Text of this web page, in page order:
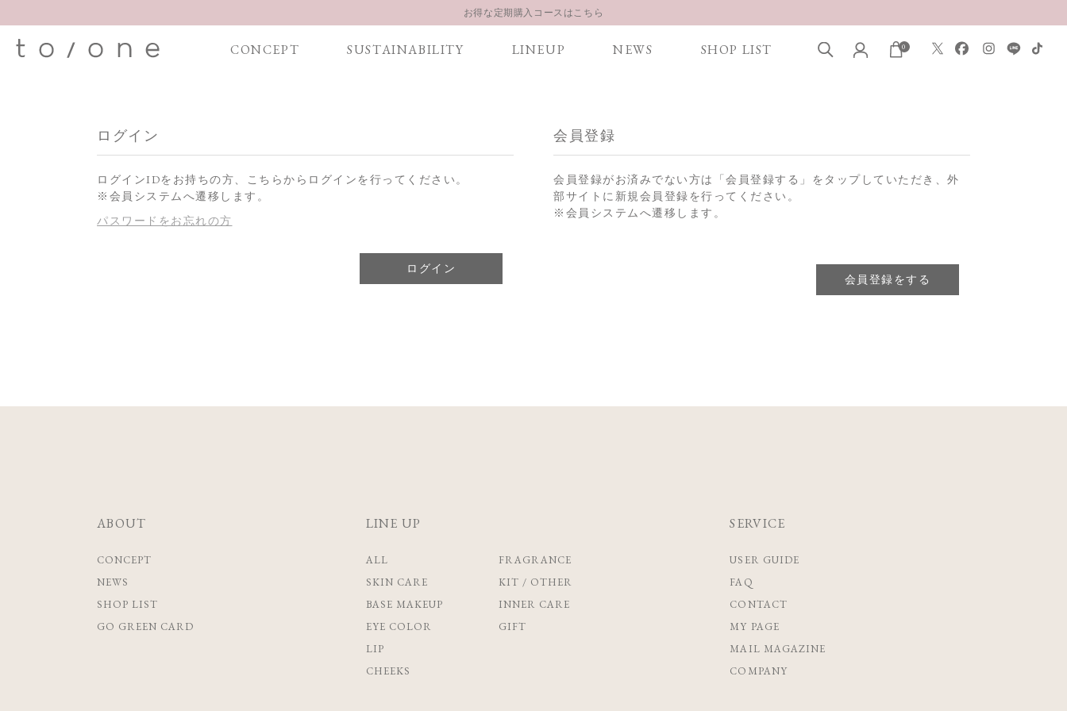
お得な定期購入コースはこちら
CONCEPT SUSTAINABILITY LINEUP NEWS SHOP LIST 0
ログイン
ログインIDをお持ちの方、こちらからログインを行ってください。
※会員システムへ遷移します。
パスワードをお忘れの方
ログイン
会員登録
会員登録がお済みでない方は「会員登録する」をタップしていただき、外
部サイトに新規会員登録を行ってください。
※会員システムへ遷移します。
会員登録をする
ABOUT
CONCEPT
NEWS
SHOP LIST
GO GREEN CARD
LINE UP
ALL
SKIN CARE
BASE MAKEUP
EYE COLOR
LIP
CHEEKS
FRAGRANCE
KIT / OTHER
INNER CARE
GIFT
SERVICE
USER GUIDE
FAQ
CONTACT
MY PAGE
MAIL MAGAZINE
COMPANY